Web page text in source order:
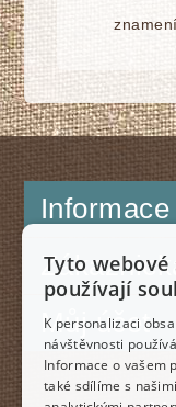
Informace
Můj účet
Tyto
používají
K personalizaci
návštěvnosti
Informace o vašem
také sdílíme s